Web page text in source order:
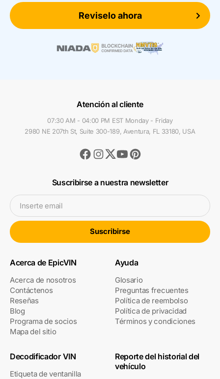
Reviselo ahora
Atención al cliente
07:30 AM - 04:00 PM EST Monday - Friday
2980 NE 207th St, Suite 300-189, Aventura, FL 33180, USA
Facebook
Instagram
TwitterYoutubePinterest
Suscribirse a nuestra newsletter
Inserte email
Suscribirse
Acerca de EpicVIN
Acerca de nosotros
Contáctenos
Reseñas
Blog
Programa de socios
Mapa del sitio
Ayuda
Glosario
Preguntas frecuentes
Política de reembolso
Política de privacidad
Términos y condiciones
Decodificador VIN
Etiqueta de ventanilla
Reporte del historial del
vehículo